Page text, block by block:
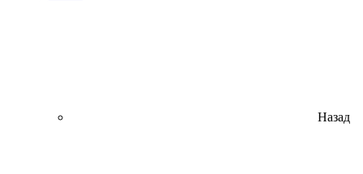
Назад